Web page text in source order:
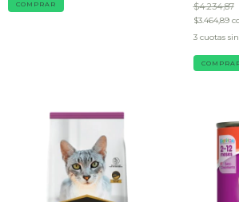
$4.234,87
$3.464,89
3 cuotas